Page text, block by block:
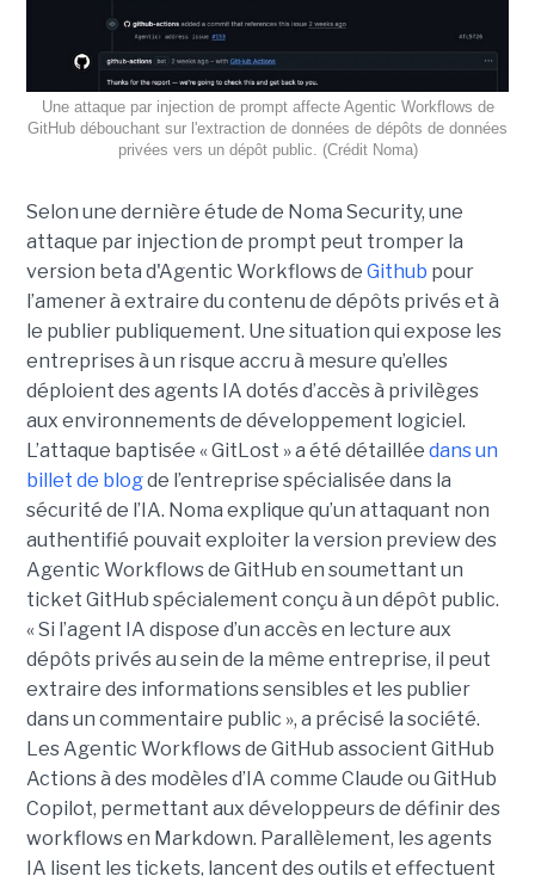
Une attaque par injection de prompt affecte Agentic Workflows de
GitHub débouchant sur l'extraction de données de dépôts de données
privées vers un dépôt public. (Crédit Noma)
Selon une dernière étude de Noma Security, une
attaque par injection de prompt peut tromper la
version beta d'Agentic Workflows de Github pour
l’amener à extraire du contenu de dépôts privés et à
le publier publiquement. Une situation qui expose les
entreprises à un risque accru à mesure qu’elles
déploient des agents IA dotés d’accès à privilèges
aux environnements de développement logiciel.
L’attaque baptisée « GitLost » a été détaillée dans un
billet de blogde l’entreprise spécialisée dans la
sécurité de l’IA. Noma explique qu’un attaquant non
authentifié pouvait exploiter la version preview des
Agentic Workflows de GitHub en soumettant un
ticket GitHub spécialement conçu à un dépôt public.
« Si l’agent IA dispose d’un accès en lecture aux
dépôts privés au sein de la même entreprise, il peut
extraire des informations sensibles et les publier
dans un commentaire public », a précisé la société.
Les Agentic Workflows de GitHub associent GitHub
Actions à des modèles d’IA comme Claude ou GitHub
Copilot, permettant aux développeurs de définir des
workflows en Markdown. Parallèlement, les agents
IA lisent les tickets, lancent des outils et effectuent